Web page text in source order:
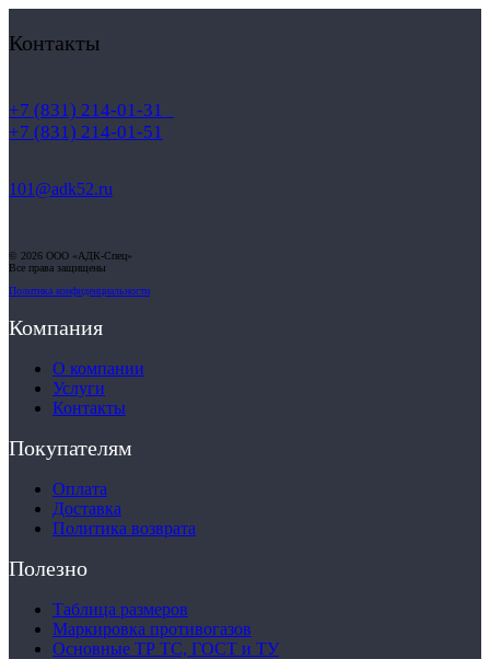
Контакты
+7 (831) 214-01-31
+7 (831) 214-01-51
101@adk52.ru
© 2026 ООО «АДК-Спец»
Все права защищены
Политика конфиденциальности
Компания
О компании
Услуги
Контакты
Покупателям
Оплата
Доставка
Политика возврата
Полезно
Таблица размеров
Маркировка противогазов
Основные ТР ТС, ГОСТ и ТУ